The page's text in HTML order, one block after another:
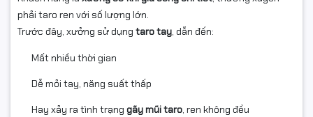
phải taro ren với số lượng lớn.
Trước đây, xưởng sử dụng taro tay, dẫn đến:
Mất nhiều thời gian
Dễ mỏi tay, năng suất thấp
Hay xảy ra tình trạng gãy mũi taro, ren không đều